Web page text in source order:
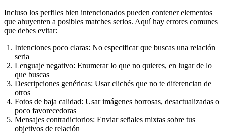
Incluso los perfiles bien intencionados pueden contener elementos
que ahuyenten a posibles matches serios. Aquí hay errores comunes
que debes evitar:
Intenciones poco claras: No especificar que buscas una relación
seria
Lenguaje negativo: Enumerar lo que no quieres, en lugar de lo
que buscas
Descripciones genéricas: Usar clichés que no te diferencian de
otros
Fotos de baja calidad: Usar imágenes borrosas, desactualizadas o
poco favorecedoras
Mensajes contradictorios: Enviar señales mixtas sobre tus
objetivos de relación